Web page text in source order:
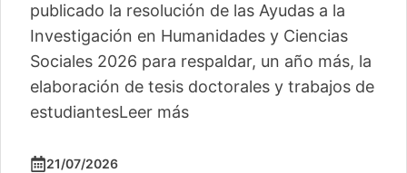
publicado la resolución de las Ayudas a la
Investigación en Humanidades y Ciencias
Sociales 2026 para respaldar, un año más, la
elaboración de tesis doctorales y trabajos de
estudiantesLeer más
21/07/2026